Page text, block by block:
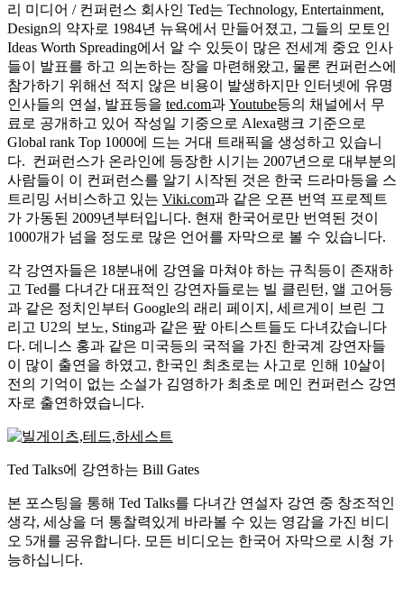
리 미디어 / 컨퍼런스 회사인 Ted는 Technology, Entertainment,
Design의 약자로 1984년 뉴욕에서 만들어졌고, 그들의 모토인
Ideas Worth Spreading에서 알 수 있듯이 많은 전세계 중요 인사
들이 발표를 하고 의논하는 장을 마련해왔고, 물론 컨퍼런스에
참가하기 위해선 적지 않은 비용이 발생하지만 인터넷에 유명
인사들의 연설, 발표등을 ted.com과 Youtube등의 채널에서 무
료로 공개하고 있어 작성일 기중으로 Alexa랭크 기준으로
Global rank Top 1000에 드는 거대 트래픽을 생성하고 있습니
다. 컨퍼런스가 온라인에 등장한 시기는 2007년으로 대부분의
사람들이 이 컨퍼런스를 알기 시작된 것은 한국 드라마등을 스
트리밍 서비스하고 있는 Viki.com과 같은 오픈 번역 프로젝트
가 가동된 2009년부터입니다. 현재 한국어로만 번역된 것이
1000개가 넘을 정도로 많은 언어를 자막으로 볼 수 있습니다.
각 강연자들은 18분내에 강연을 마쳐야 하는 규칙등이 존재하
고 Ted를 다녀간 대표적인 강연자들로는 빌 클린턴, 앨 고어등
과 같은 정치인부터 Google의 래리 페이지, 세르게이 브린 그
리고 U2의 보노, Sting과 같은 팦 아티스트들도 다녀갔습니다
다. 데니스 홍과 같은 미국등의 국적을 가진 한국계 강연자들
이 많이 출연을 하였고, 한국인 최초로는 사고로 인해 10살이
전의 기억이 없는 소설가 김영하가 최초로 메인 컨퍼런스 강연
자로 출연하였습니다.
Ted Talks에 강연하는 Bill Gates
본 포스팅을 통해 Ted Talks를 다녀간 연설자 강연 중 창조적인
생각, 세상을 더 통찰력있게 바라볼 수 있는 영감을 가진 비디
오 5개를 공유합니다. 모든 비디오는 한국어 자막으로 시청 가
능하십니다.